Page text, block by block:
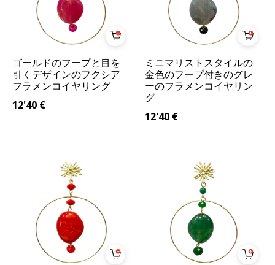
ゴールドのフープと目を
引くデザインのフクシア
フラメンコイヤリング
12'40 €
ミニマリストスタイルの
金色のフープ付きのグレ
ーのフラメンコイヤリン
グ
12'40 €